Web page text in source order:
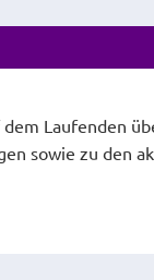
Laufenden
sowie zu den